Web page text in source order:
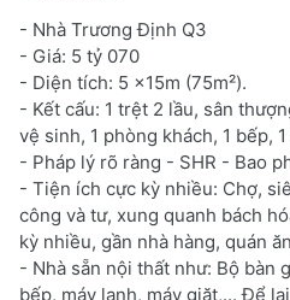
- Nhà Trương Định Q3
- Giá: 5 tỷ 070
- Diện tích: 5 x15m (75m²).
- Kết cấu: 1 trệt 2 lầu, sân
vệ sinh, 1 phòng khách, 1 bếp,
- Pháp lý rõ ràng - SHR - Bao
- Tiện ích cực kỳ nhiều: Chợ,
công và tư, xung quanh bách
kỳ nhiều, gần nhà hàng, quán
- Nhà sẵn nội thất như: Bộ bàn
bếp, máy lạnh, máy giặt,... Để